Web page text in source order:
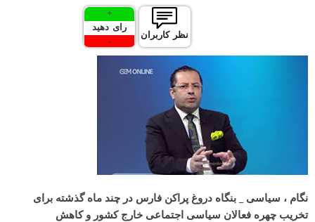
نظر کاربران
+
رای دهید
-
نگام ، سیاسی _ بنگاه دروغ پراکن فارس در چند ماه گذشته برای
تخریب چهره فعالان سیاسی اجتماعی خارج کشور و کاهش